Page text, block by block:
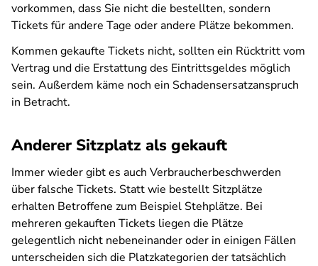
vorkommen, dass Sie nicht die bestellten, sondern
Tickets für andere Tage oder andere Plätze bekommen.
Kommen gekaufte Tickets nicht, sollten ein Rücktritt vom
Vertrag und die Erstattung des Eintrittsgeldes möglich
sein. Außerdem käme noch ein Schadensersatzanspruch
in Betracht.
Anderer Sitzplatz als gekauft
Immer wieder gibt es auch Verbraucherbeschwerden
über falsche Tickets. Statt wie bestellt Sitzplätze
erhalten Betroffene zum Beispiel Stehplätze. Bei
mehreren gekauften Tickets liegen die Plätze
gelegentlich nicht nebeneinander oder in einigen Fällen
unterscheiden sich die Platzkategorien der tatsächlich